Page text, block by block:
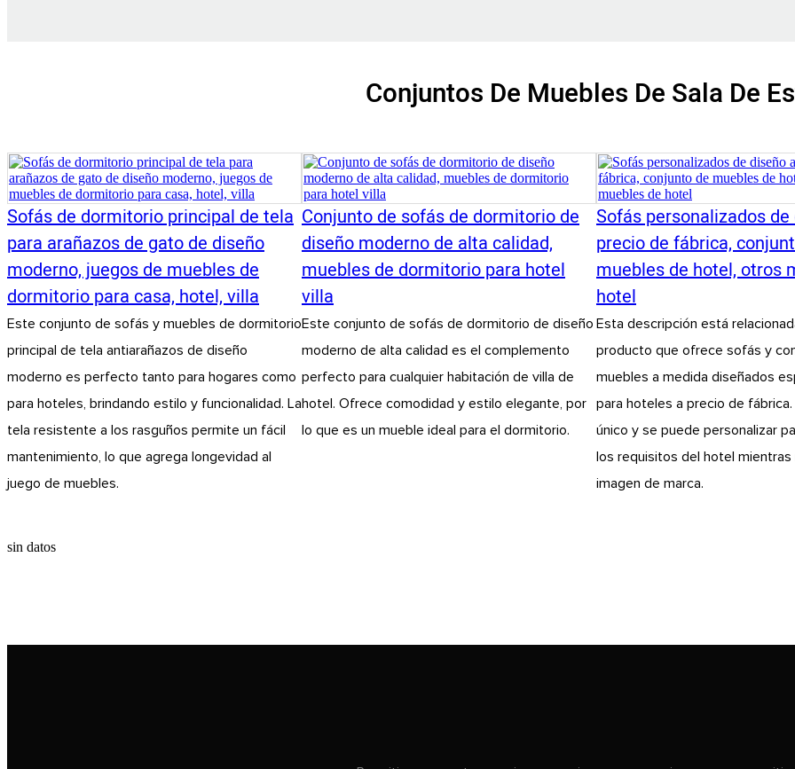
Conjuntos De Muebles De Sala De
Sofás de dormitorio principal de tela
para arañazos de gato de diseño
moderno, juegos de muebles de
dormitorio para casa, hotel, villa
Este conjunto de sofás y muebles de dormitorio
principal de tela antiarañazos de diseño
moderno es perfecto tanto para hogares como
para hoteles, brindando estilo y funcionalidad. La
tela resistente a los rasguños permite un fácil
mantenimiento, lo que agrega longevidad al
juego de muebles.
Conjunto de sofás de dormitorio de
diseño moderno de alta calidad,
muebles de dormitorio para hotel
villa
Este conjunto de sofás de dormitorio de diseño
moderno de alta calidad es el complemento
perfecto para cualquier habitación de villa de
hotel. Ofrece comodidad y estilo elegante, por
lo que es un mueble ideal para el dormitorio.
Sofás personalizados
precio de fábrica,
muebles de hotel, otros
hotel
Esta descripción está
producto que ofrece sofás y
muebles a medida diseñados
para hoteles a precio de fábrica.
único y se puede personalizar
los requisitos del hotel mientras
imagen de marca.
sin datos